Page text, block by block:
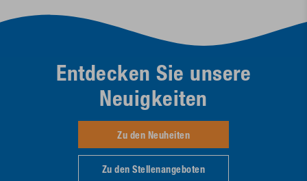
Entdecken Sie unsere
Neuigkeiten
Zu den Neuheiten
Zu den Stellenangeboten